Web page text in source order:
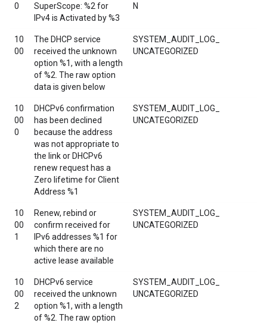
0
SuperScope: %2 for
IPv4 is Activated by %3
N
10
00
The DHCP service
received the unknown
option %1, with a length
of %2. The raw option
data is given below
SYSTEM_AUDIT_LOG_
UNCATEGORIZED
10
00
0
DHCPv6 confirmation
has been declined
because the address
was not appropriate to
the link or DHCPv6
renew request has a
Zero lifetime for Client
Address %1
SYSTEM_AUDIT_LOG_
UNCATEGORIZED
10
00
1
Renew, rebind or
confirm received for
IPv6 addresses %1 for
which there are no
active lease available
SYSTEM_AUDIT_LOG_
UNCATEGORIZED
10
00
2
DHCPv6 service
received the unknown
option %1, with a length
of %2. The raw option
SYSTEM_AUDIT_LOG_
UNCATEGORIZED